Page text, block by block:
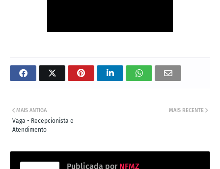
MAIS RECENTE
MAIS ANTIGA
Vaga - Recepcionista e
Atendimento
Publicada por NFMZ